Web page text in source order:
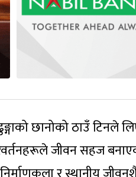
छानोको ठाउँ टिनले
जीवन सहज